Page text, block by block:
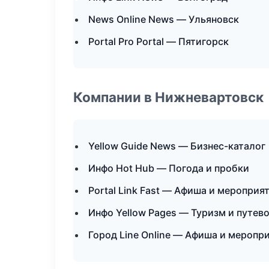
News Online News — Ульяновск
Portal Pro Portal — Пятигорск
Компании в Нижневартовск
Yellow Guide News — Бизнес-каталог
Инфо Hot Hub — Погода и пробки
Portal Link Fast — Афиша и
Инфо Yellow Pages — Туризм и
Город Line Online — Афиша и